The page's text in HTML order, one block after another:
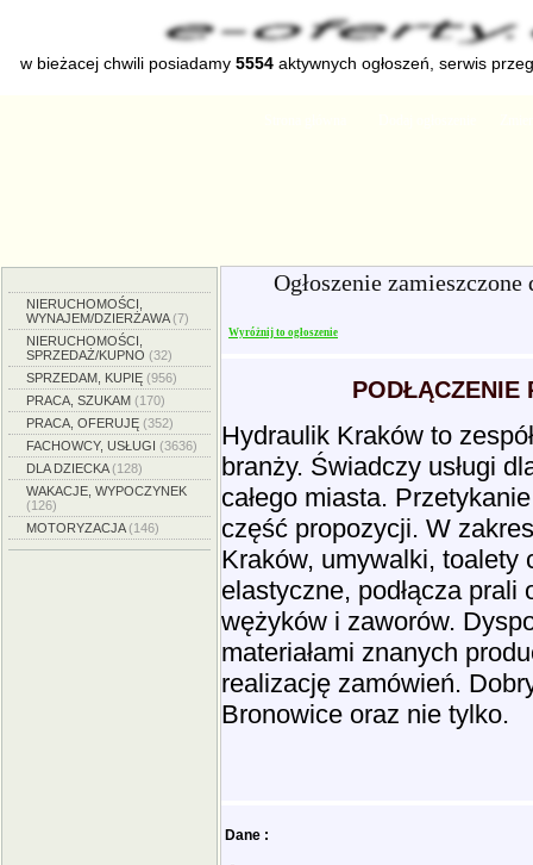
w bieżacej chwili posiadamy5554 aktywnych ogłoszeń, serwis
NIERUCHOMOŚCI,
WYNAJEM/DZIERŻAWA(7)
NIERUCHOMOŚCI,
SPRZEDAŻ/KUPNO (32)
SPRZEDAM, KUPIĘ (956)
PRACA, SZUKAM (170)
PRACA, OFERUJĘ (352)
FACHOWCY, USŁUGI (3636)
DLA DZIECKA(128)
WAKACJE, WYPOCZYNEK
(126)
MOTORYZACJA(146)
Ogłoszenie
Wyróżnij to ogłoszenie
PODŁĄCZENIE
Hydraulik Kraków to
branży. Świadczy usługi
całego miasta.
część propozycji. W
Kraków, umywalki, toalety
elastyczne, podłącza prali
wężyków i zaworów.
materiałami znanych
realizację zamówień.
Bronowice oraz nie tylko.
Dane :